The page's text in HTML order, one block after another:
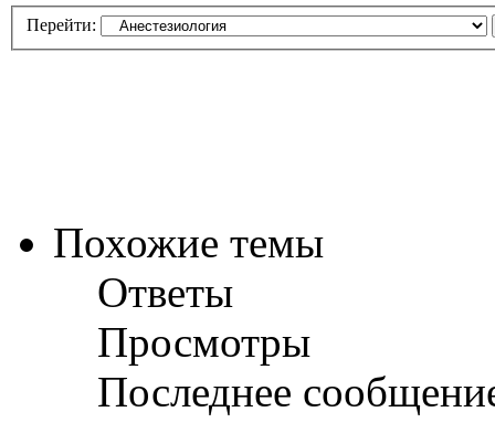
Перейти:
Похожие темы
Ответы
Просмотры
Последнее